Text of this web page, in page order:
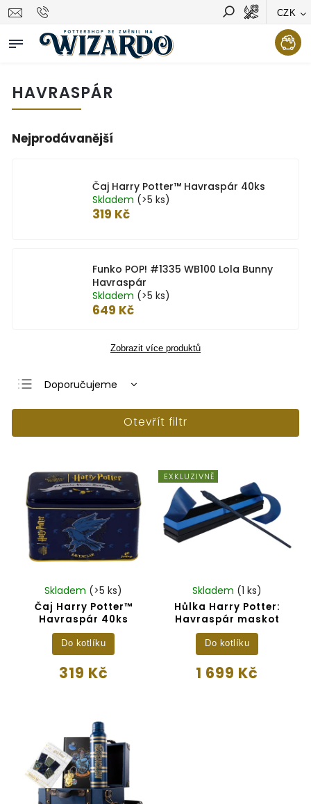
CZK
Vyhledávání Hledat
HAVRASPÁR
Nejprodávanější
Čaj Harry Potter™ Havraspár 40ks
Skladem (>5 ks)
319 Kč
Funko POP! #1335 WB100 Lola Bunny
Havraspár
Skladem (>5 ks)
649 Kč
Zobrazit více produktů
Doporučujeme
Nejlevnější
Abecedně
Otevřít filtr
Čaj Harry Potter™
Havraspár 40ks
Skladem (>5 ks)
319 Kč
Do kotlíku
EXKLUZIVNĚ
Hůlka Harry Potter:
Havraspár maskot
Skladem (1 ks)
1 699 Kč
Do kotlíku